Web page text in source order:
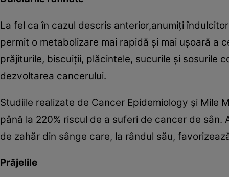
La fel ca în cazul descris anterior,anumiţi
permit o metabolizare mai rapidă şi mai uşoară a
prăjiturile, biscuiţii, plăcintele, sucurile şi sosurile
dezvoltarea cancerului.
Studiile realizate de Cancer Epidemiology şi
până la 220% riscul de a suferi de cancer de
de zahăr din sânge care, la rândul său,
Prăjelile